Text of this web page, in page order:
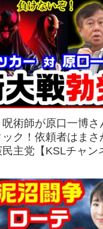
呪術師が原口一博さ
ク！依頼者はまさ
主党【KSLチャン